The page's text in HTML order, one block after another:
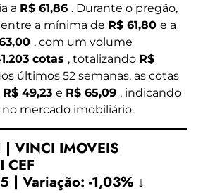
a R$ 61,86 . Durante o pregão,
a mínima de R$ 61,80 e a
, com um volume
cotas , totalizando R$
últimos 52 semanas, as cotas
R$ 49,23 e R$ 65,09 , indicando
mercado imobiliário.
| VINCI IMOVEIS
CEF
| Variação: -1,03% ↓